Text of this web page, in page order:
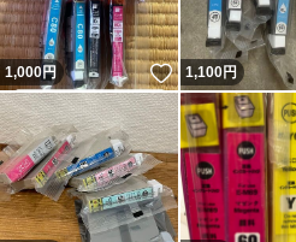
1,000円 いいね！
1,100円